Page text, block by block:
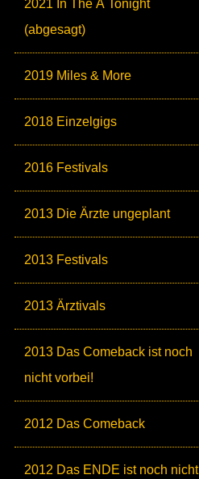
2021 In The Ä Tonight
(abgesagt)
2019 Miles & More
2018 Einzelgigs
2016 Festivals
2013 Die Ärzte ungeplant
2013 Festivals
2013 Ärztivals
2013 Das Comeback ist noch
nicht vorbei!
2012 Das Comeback
2012 Das ENDE ist noch nicht